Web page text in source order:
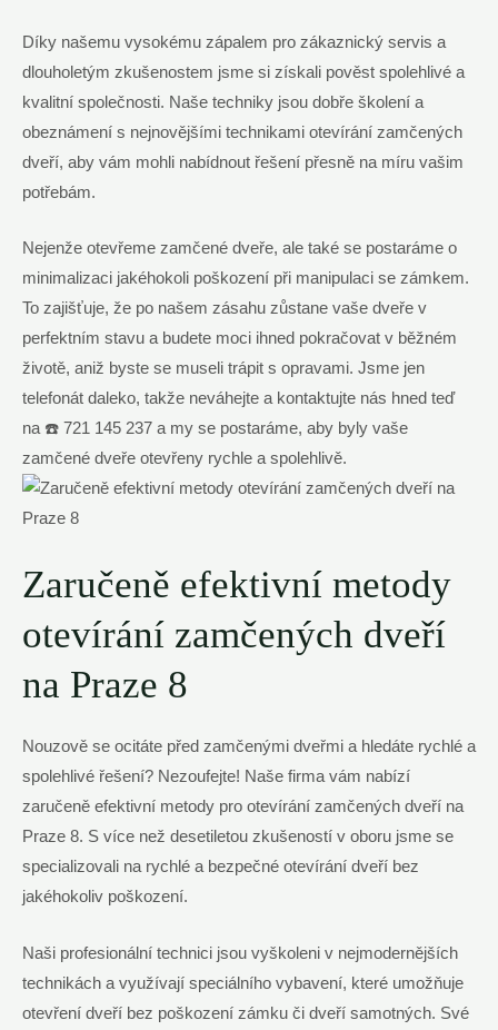
Díky našemu ⁤vysokému zápalem pro zákaznický ⁢servis a
⁣dlouholetým zkušenostem‌ jsme si ⁣získali pověst spolehlivé a
kvalitní‍ společnosti. Naše techniky jsou dobře školení a
obeznámení⁤ s ‌nejnovějšími ​technikami otevírání ‍zamčených
dveří,​ aby‍ vám ⁤mohli⁢ nabídnout řešení přesně na míru vašim
potřebám.⁣
Nejenže⁣ otevřeme zamčené‍ dveře, ale také‍ se ⁣postaráme o
minimalizaci​ jakéhokoli​ poškození při manipulaci ⁢se zámkem.
To zajišťuje, ​že po našem zásahu ‍zůstane⁣ vaše⁣ dveře v‍
perfektním ​stavu a budete moci ihned⁢ pokračovat v běžném ​
životě, aniž byste​ se museli⁢ trápit s​ opravami. Jsme jen
telefonát daleko, ⁣takže neváhejte a kontaktujte⁣ nás hned teď⁢
na ☎️ ‌721 145 237 a my se​ postaráme, ​aby⁢ byly‍ vaše
zamčené⁢ dveře otevřeny rychle a spolehlivě.
Zaručeně efektivní metody⁢
otevírání⁢ zamčených⁤ dveří
na ⁣Praze⁤ 8
Nouzově se ocitáte‌ před zamčenými dveřmi​ a hledáte rychlé a⁢
spolehlivé řešení? Nezoufejte! ​Naše firma vám nabízí ​
zaručeně⁤ efektivní metody pro otevírání zamčených ​dveří ‌na
Praze 8. S více než desetiletou zkušeností v ⁢oboru jsme⁤ se
specializovali na​ rychlé a bezpečné otevírání dveří bez
⁤jakéhokoliv poškození.
Naši profesionální technici jsou vyškoleni v nejmodernějších
technikách‌ a využívají speciálního vybavení, které umožňuje
otevření dveří bez poškození zámku či dveří samotných. Své